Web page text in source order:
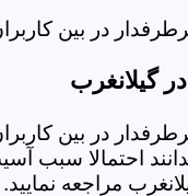
در بین
گیلانغرب
در بین
احتمالا سبب
مراجعه نمایید.